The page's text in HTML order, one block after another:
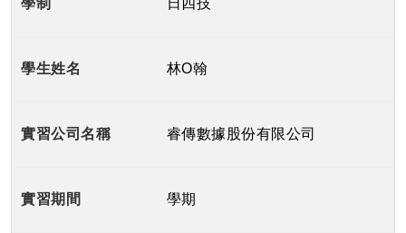
日四技
林O翰
睿傳數據股份有限公司
學期